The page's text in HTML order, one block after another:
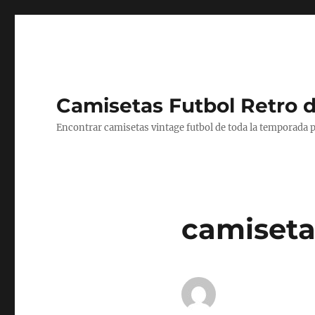
Camisetas Futbol Retro
Encontrar camisetas vintage futbol de toda la temporada